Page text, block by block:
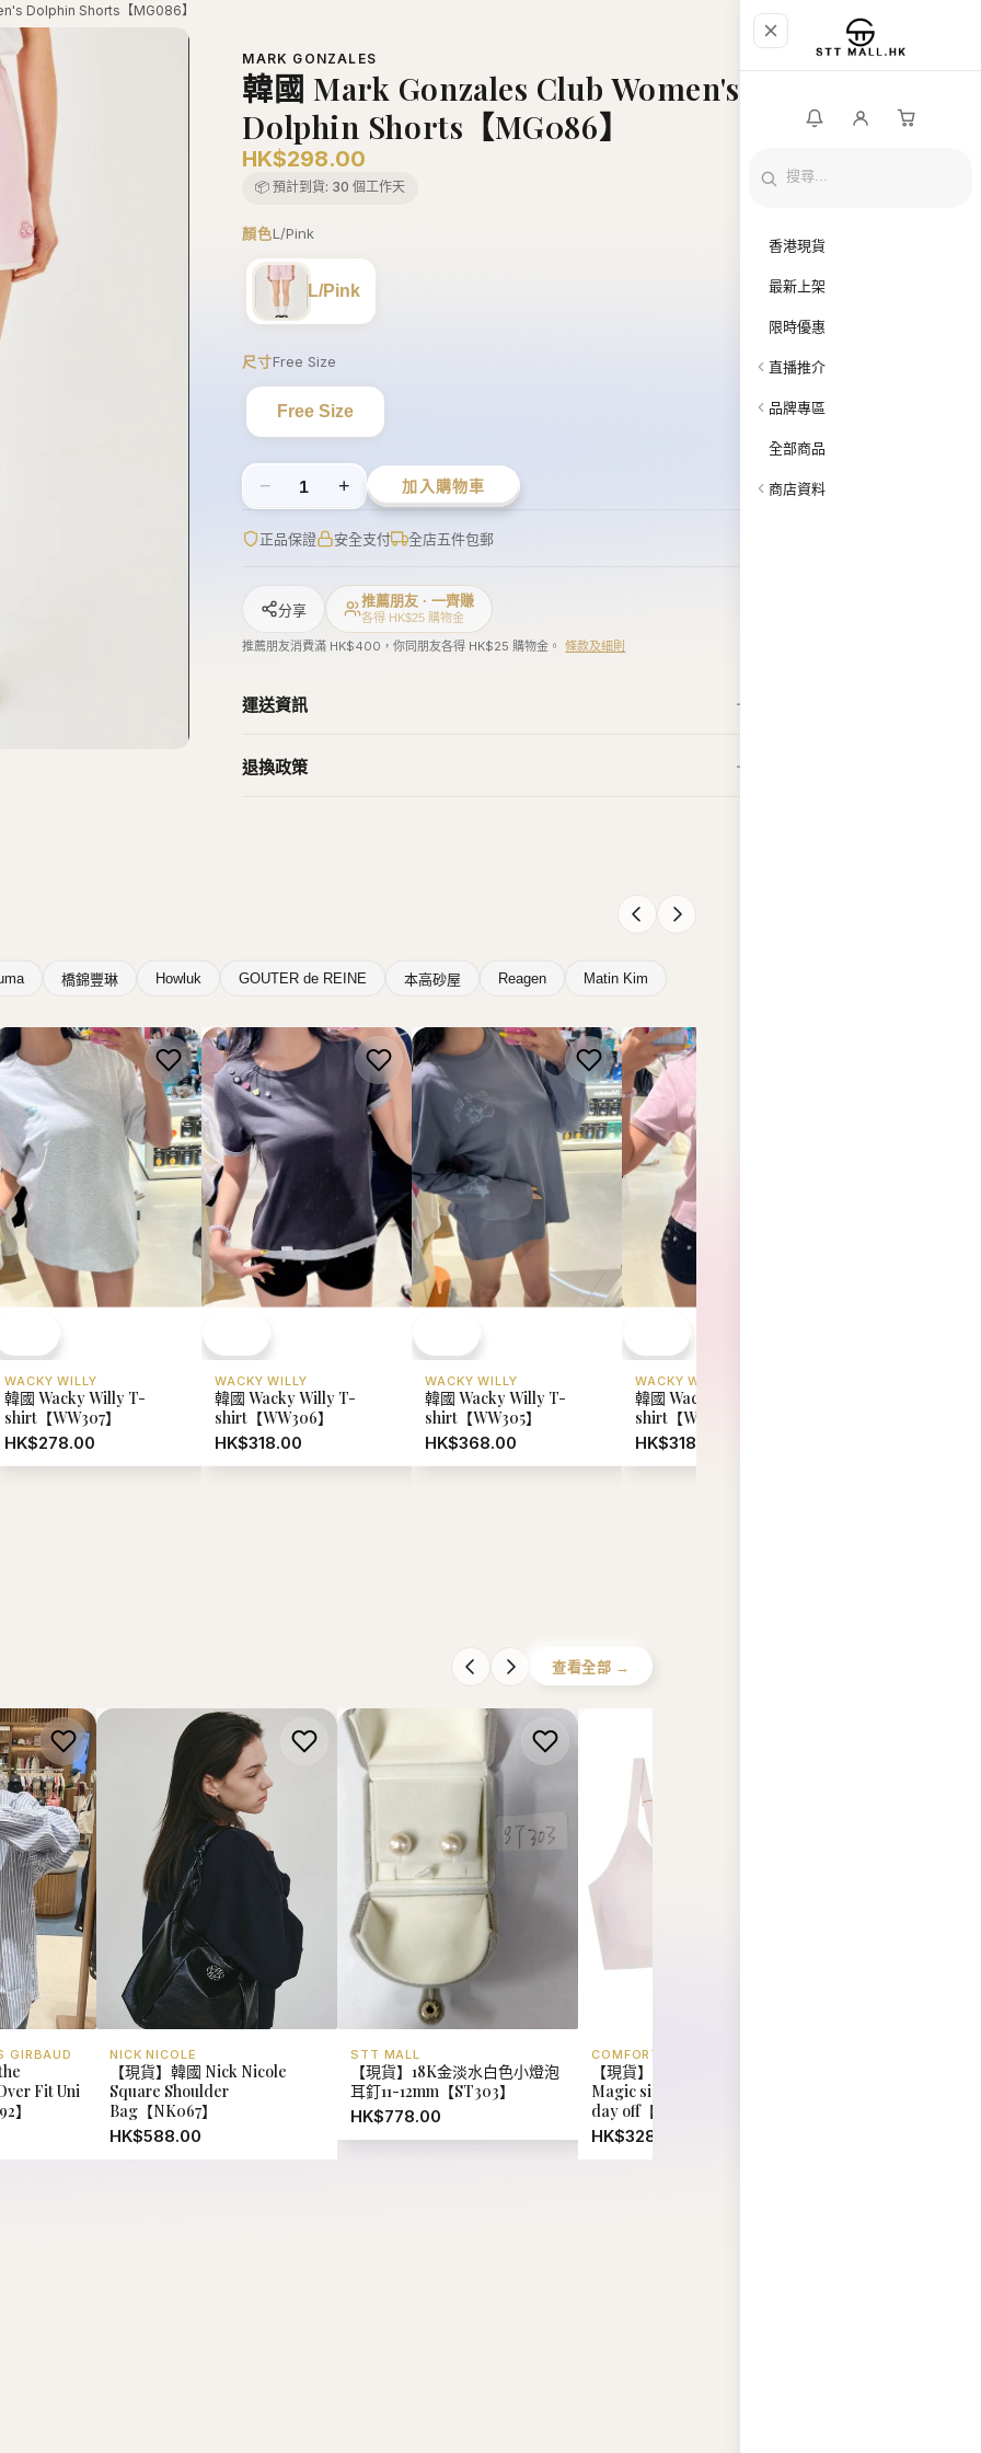
香港現貨
最新上架
限時優惠
直播推介
品牌專區
全部商品
商店資料
Dolphin Shorts【MG086】
MARK GONZALES
韓國 Mark Gonzales Club Women's
Dolphin Shorts【MG086】
HK$298.00
📦 預計到貨: 30 個工作天
顏色L/Pink
L/Pink
尺寸Free Size
Free Size
− 1 + 加入購物車
正品保證 安全支付 全店五件包郵
分享
推薦朋友 · 一齊賺
各得 HK$25 購物金
推薦朋友消費滿 HK$400，你同朋友各得 HK$25 購物金。 條款及細則
運送資訊
退換政策
橋錦豐琳 Howluk GOUTER de REINE 本高砂屋 Reagen Matin Kim
WACKY WILLY
韓國 Wacky Willy T-
shirt【WW307】
HK$278.00
WACKY WILLY
韓國 Wacky Willy T-
shirt【WW306】
HK$318.00
WACKY WILLY
韓國 Wacky Willy T-
shirt【WW305】
HK$368.00
WACKY WILLY
韓國 Wacky Willy T-
shirt【WW304】
HK$318.00
查看全部 →
GIRBAUD
Fit Uni
】
NICK NICOLE
【現貨】韓國 Nick Nicole
Square Shoulder
Bag【NK067】
HK$588.00
STT MALL
【現貨】18K金淡水白色小燈泡
耳釘11-12mm【ST303】
HK$778.00
COMFORT LAB
【現貨】韓國 Comfort Lab
Magic size bralette on your
day off【LL066】
HK$328.00